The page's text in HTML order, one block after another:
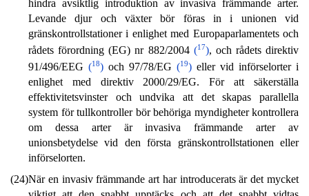
hindra avsiktlig introduktion av invasiva främmande arter.
Levande djur och växter bör föras in i unionen vid
gränskontrollstationer i enlighet med Europaparlamentets och
rådets förordning (EG) nr 882/2004 (17), och rådets direktiv
91/496/EEG (18) och 97/78/EG (19) eller vid införselorter i
enlighet med direktiv 2000/29/EG. För att säkerställa
effektivitetsvinster och undvika att det skapas parallella
system för tullkontroller bör behöriga myndigheter kontrollera
om dessa arter är invasiva främmande arter av
unionsbetydelse vid den första gränskontrollstationen eller
införselorten.
(24)När en invasiv främmande art har introducerats är det mycket